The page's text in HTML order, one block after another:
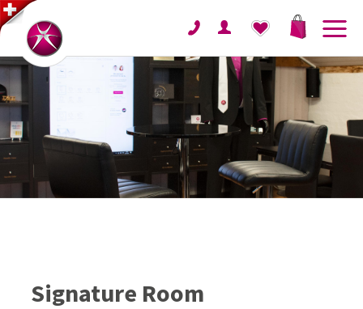
Signature Room